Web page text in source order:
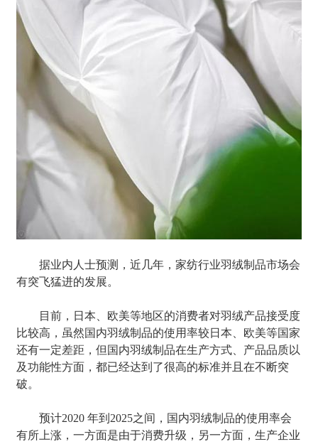
据业内人士预测，近几年，家纺行业羽绒制品市场会
有突飞猛进的发展。
目前，日本、欧美等地区的消费者对羽绒产品接受度
比较高，虽然国内羽绒制品的使用率较日本、欧美等国家
还有一定差距，但国内羽绒制品在生产方式、产品品质以
及功能性方面，都已经达到了很高的标准并且在不断突
破。
预计2020 年到2025之间，国内羽绒制品的使用率会
有所上涨，一方面是由于消费升级，另一方面，生产企业